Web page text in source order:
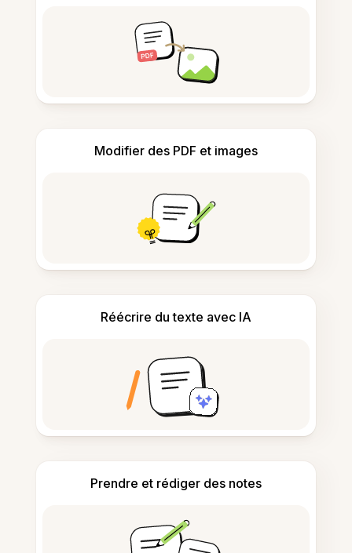
Modifier des PDF et images
Réécrire du texte avec IA
Prendre et rédiger des notes